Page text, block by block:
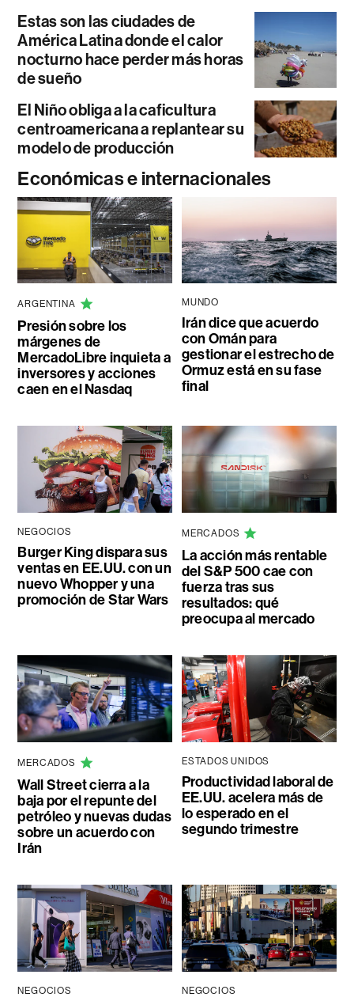
Estas son las ciudades de
América Latina donde el calor
nocturno hace perder más horas
de sueño
El Niño obliga a la caficultura
centroamericana a replantear su
modelo de producción
Económicas e internacionales
ARGENTINA
Presión sobre los
márgenes de
MercadoLibre inquieta a
inversores y acciones
caen en el Nasdaq
MUNDO
Irán dice que acuerdo
con Omán para
gestionar el estrecho de
Ormuz está en su fase
final
NEGOCIOS
Burger King dispara sus
ventas en EE.UU. con un
nuevo Whopper y una
promoción de Star Wars
MERCADOS
La acción más rentable
del S&P 500 cae con
fuerza tras sus
resultados: qué
preocupa al mercado
MERCADOS
Wall Street cierra a la
baja por el repunte del
petróleo y nuevas dudas
sobre un acuerdo con
Irán
ESTADOS UNIDOS
Productividad laboral de
EE.UU. acelera más de
lo esperado en el
segundo trimestre
NEGOCIOS NEGOCIOS